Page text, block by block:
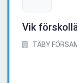
Vik
TÄBY